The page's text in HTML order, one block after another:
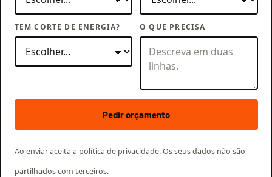
TEM CORTE DE ENERGIA? O QUE PRECISA
Pedir orçamento
Ao enviar aceita a política de privacidade. Os seus dados não são
partilhados com terceiros.